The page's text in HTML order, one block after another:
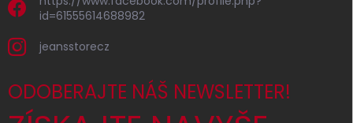
id=61555614688982
jeansstorecz
ODOBERAJTE NÁŠ NEWSLETTER!